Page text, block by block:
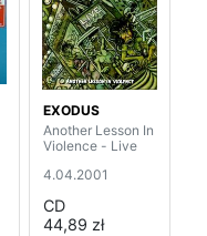
EXODUS
Another Lesson In
Violence - Live
4.04.2001
CD
44,89 zł